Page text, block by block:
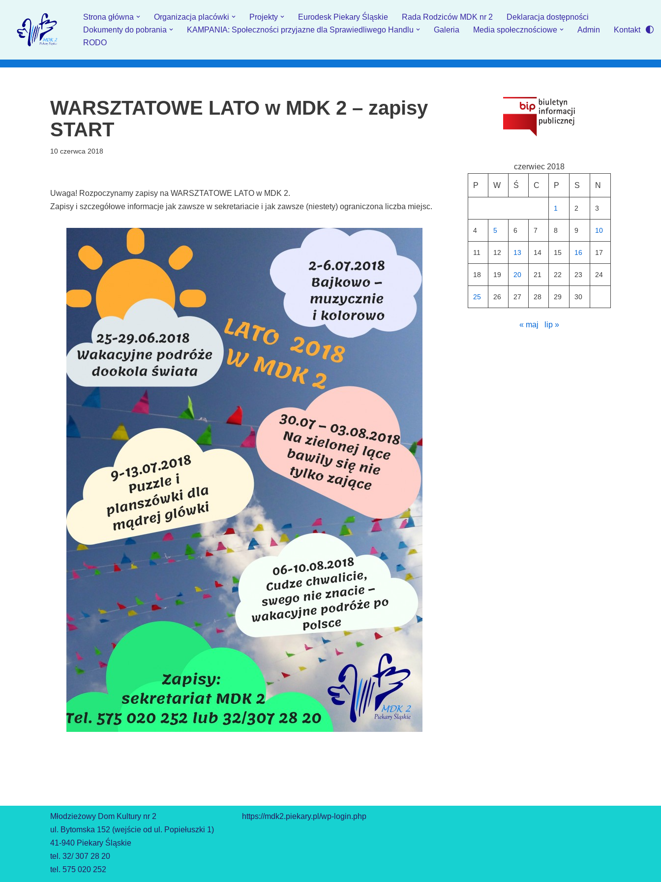
Przejdź
Strona główna Organizacja placówki Projekty Eurodesk Piekary Śląskie Rada Rodziców MDK nr 2
Deklaracja dostępności
Dokumenty do pobrania
KAMPANIA: Społeczności przyjazne dla Sprawiedliwego Handlu Galeria Media społecznościowe Admin
Kontakt
RODO
WARSZTATOWE LATO w MDK 2 – zapisy
START
10 czerwca 2018
Uwaga! Rozpoczynamy zapisy na WARSZTATOWE LATO w MDK 2.
Zapisy i szczegółowe informacje jak zawsze w sekretariacie i jak zawsze (niestety) ograniczona liczba miejsc.
czerwiec 2018
P W Ś C P S N
1 2 3
4 5 6 7 8 9 10
11 12 13 14 15 16 17
18 19 20 21 22 23 24
25 26 27 28 29 30
« maj lip »
Młodzieżowy Dom Kultury nr 2
ul. Bytomska 152 (wejście od ul. Popiełuszki 1)
41-940 Piekary Śląskie
tel. 32/ 307 28 20
tel. 575 020 252
https://mdk2.piekary.pl/wp-login.php